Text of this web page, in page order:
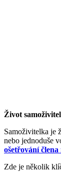
Život
Samoživitelka je
nebo jednoduše
ošetřování
Zde je několik